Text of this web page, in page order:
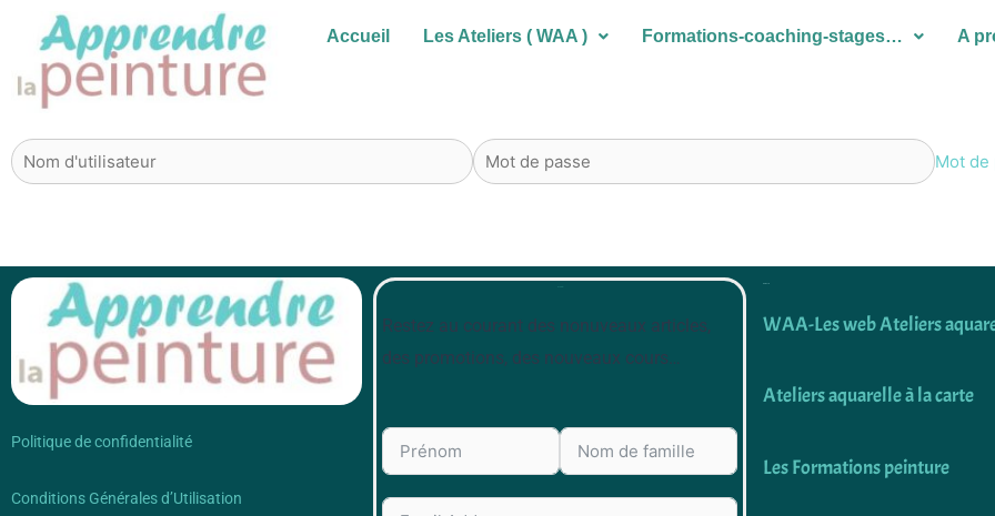
contenu
Accueil Les Ateliers ( WAA ) Formations-coaching-stages… A
Mot de
Politique de confidentialité
Conditions Générales d’Utilisation
Restez au courant des nonuveaux articles,
des promotions, des nouveaux cours…
WAA-Les web Ateliers
Ateliers aquarelle à la carte
Les Formations peinture